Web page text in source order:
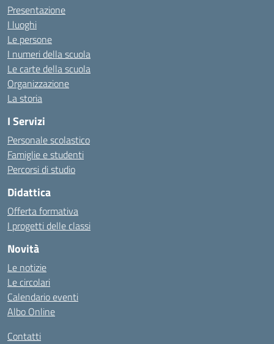
Presentazione
I luoghi
Le persone
I numeri della scuola
Le carte della scuola
Organizzazione
La storia
I Servizi
Personale scolastico
Famiglie e studenti
Percorsi di studio
Didattica
Offerta formativa
I progetti delle classi
Novità
Le notizie
Le circolari
Calendario eventi
Albo Online
Contatti